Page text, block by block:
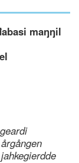
maŋŋil